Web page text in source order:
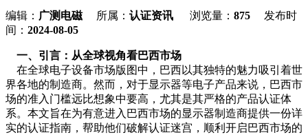
编辑： 广测电磁所属： 认证资讯 浏览量： 875 发布时
间： 2024-08-05
一、引言：从全球视角看巴西市场
在全球电子设备市场版图中，巴西以其独特的魅力吸引着世
界各地的制造商。然而，对于显示器等电子产品来说，巴西市
场的准入门槛远比想象中要高，尤其是其严格的产品认证体
系。本文旨在为有意进入巴西市场的显示器制造商提供一份详
实的认证指南，帮助他们破解认证迷宫，顺利开启巴西市场的